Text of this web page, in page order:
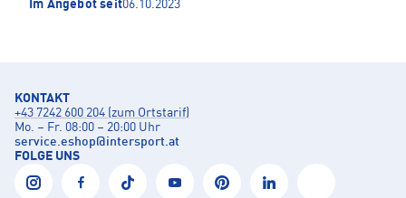
Im Angebot seit06.10.2023
KONTAKT
+43 7242 600 204 (zum Ortstarif)
Mo. – Fr. 08:00 – 20:00 Uhr
service.eshop@intersport.at
FOLGE UNS